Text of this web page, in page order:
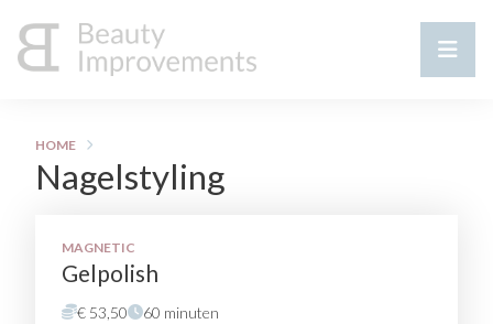
HOME
Nagelstyling
MAGNETIC
Gelpolish
€ 53,50 60 minuten